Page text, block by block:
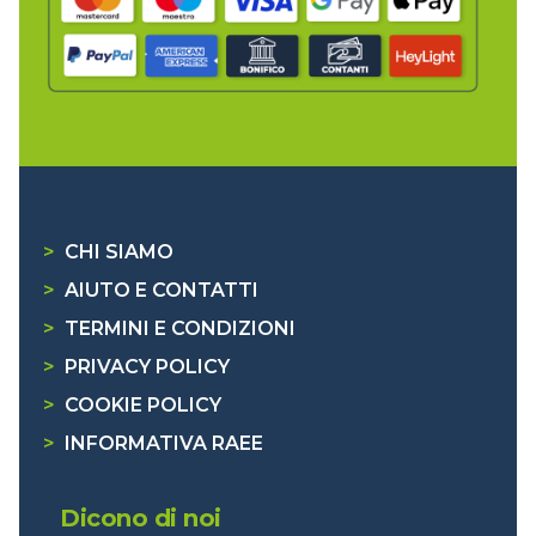
> CHI SIAMO
> AIUTO E CONTATTI
> TERMINI E CONDIZIONI
>
PRIVACY POLICY
> COOKIE POLICY
>
INFORMATIVA RAEE
Dicono di noi